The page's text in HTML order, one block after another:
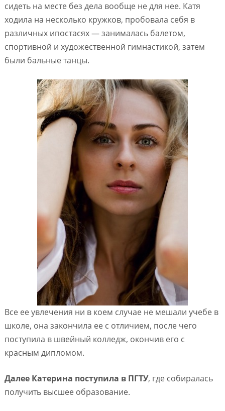
сидеть на месте без дела вообще не для нее. Катя
ходила на несколько кружков, пробовала себя в
различных ипостасях — занималась балетом,
спортивной и художественной гимнастикой, затем
были бальные танцы.
Все ее увлечения ни в коем случае не мешали учебе в
школе, она закончила ее с отличием, после чего
поступила в швейный колледж, окончив его с
красным дипломом.
Далее Катерина поступила в ПГТУ, где собиралась
получить высшее образование.